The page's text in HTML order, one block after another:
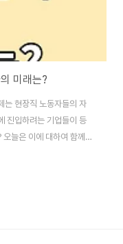
미래는?
는 현장직 노동자들의 자
진입하려는 기업들이 등
늘은 이에 대하여 함께
하다!" 이 글의 순서0. 이
이 사무직을 대체하면